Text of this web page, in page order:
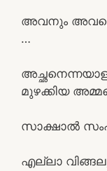
അവനും
…
മുഴക്കിയ
സാക്ഷാൽ
എല്ലാ